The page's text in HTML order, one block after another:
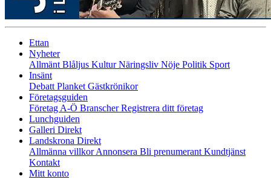
Ettan
Nyheter
Allmänt Blåljus KulturNäringsliv Nöje Politik Sport
Insänt
Debatt Planket Gästkrönikor
Företagsguiden
Företag A-Ö BranscherRegistrera ditt företag
Lunchguiden
Galleri Direkt
Landskrona Direkt
Allmänna villkorAnnonsera Bli prenumerant Kundtjänst
Kontakt
Mitt konto